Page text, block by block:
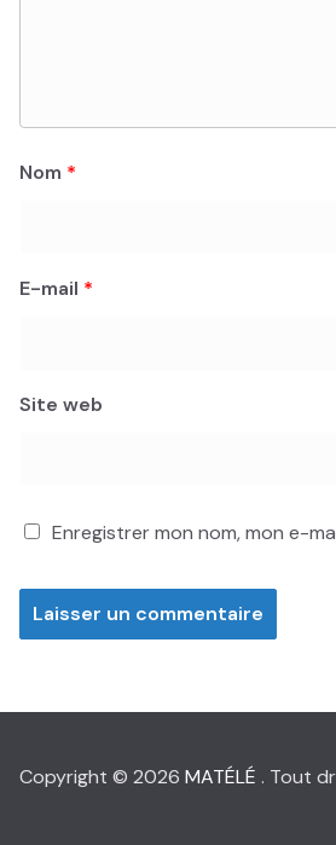
Nom *
E-mail *
Site web
Enregistrer mon nom, mon e-
Copyright © 2026 MATÉLÉ . Tout